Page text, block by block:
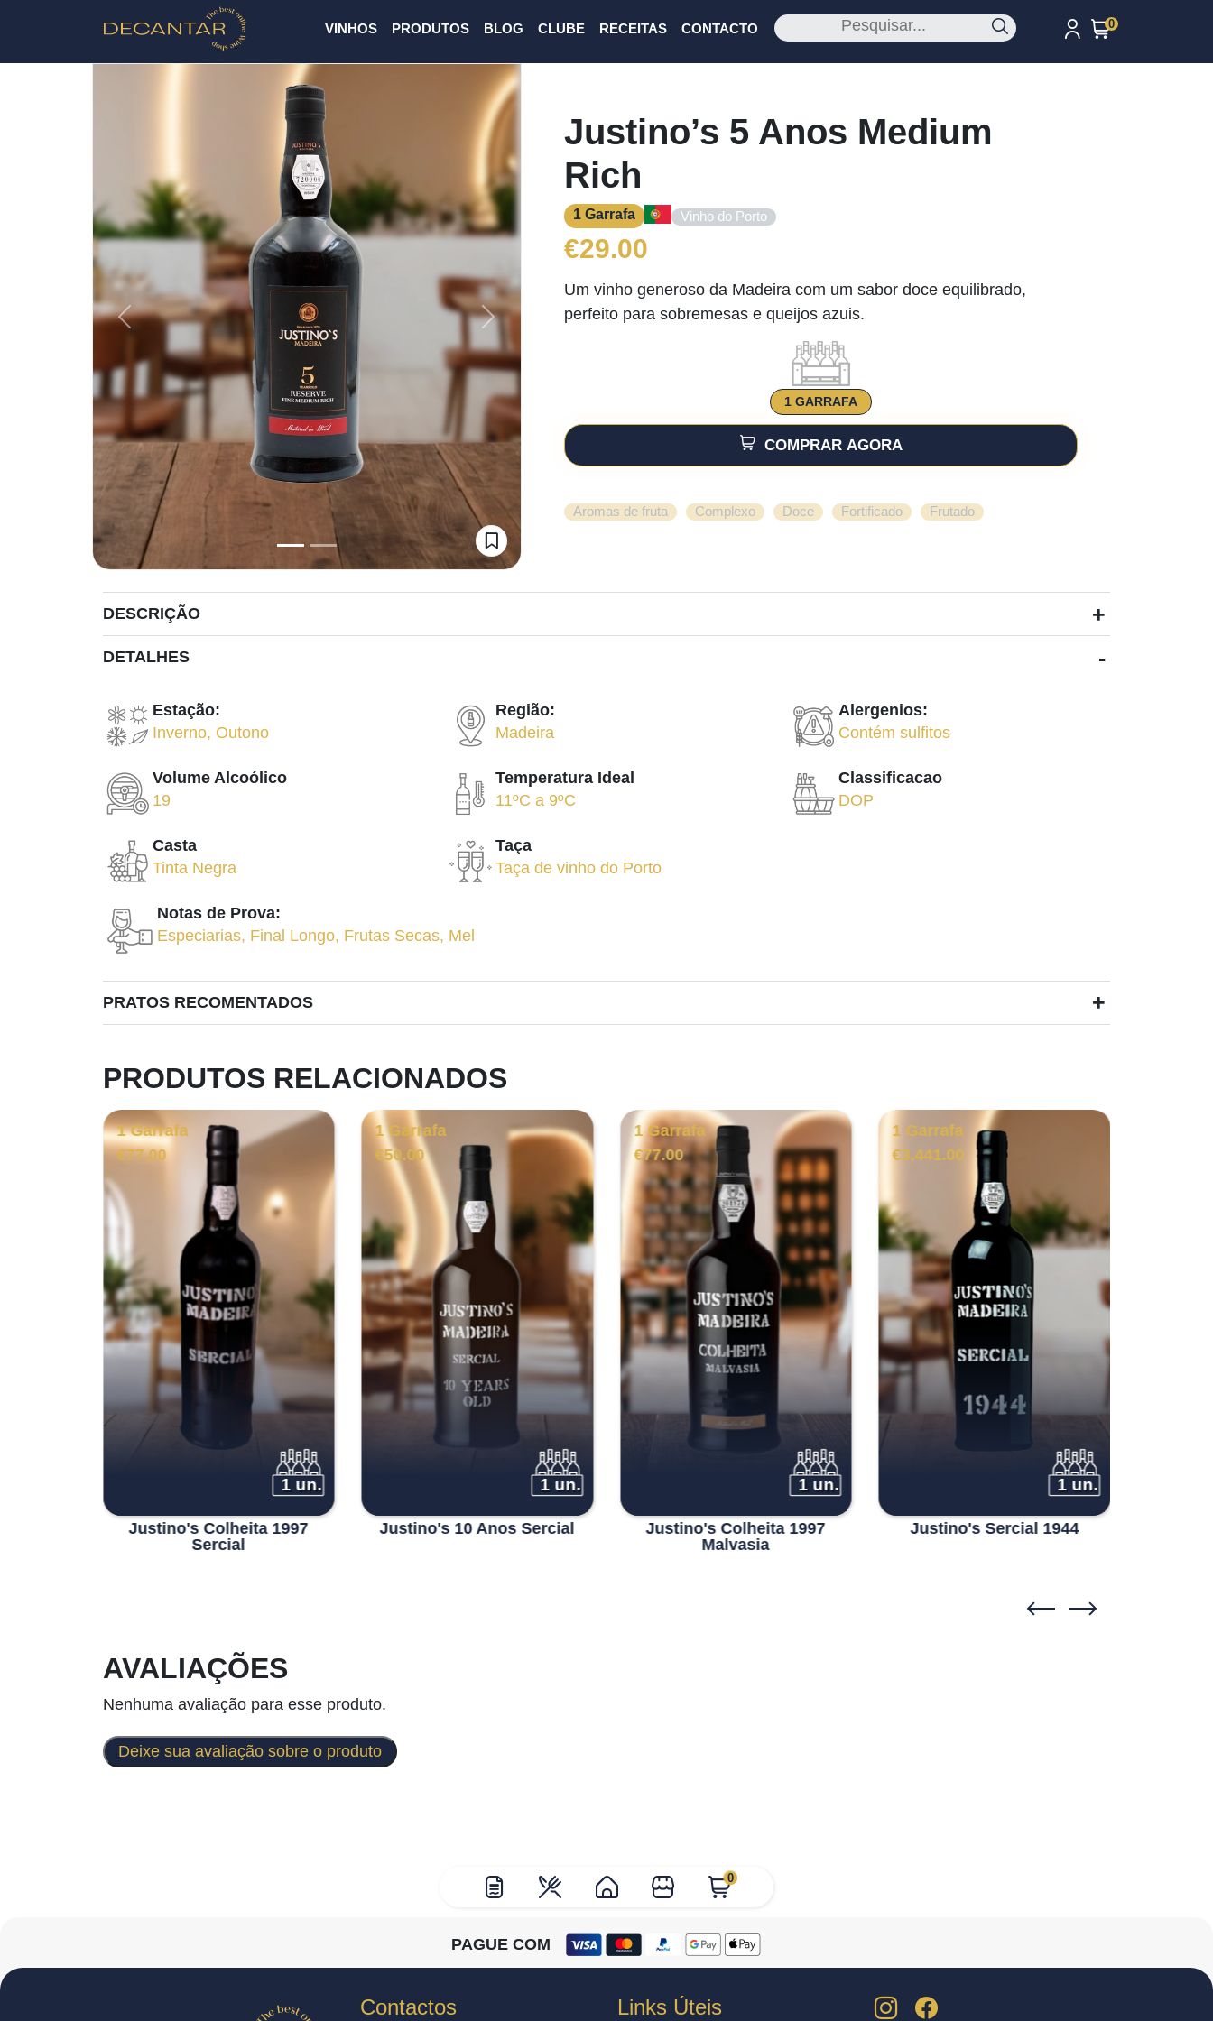
VINHOS PRODUTOS BLOG CLUBE RECEITAS CONTACTO 0
0
Previous Next
Justino’s 5 Anos Medium
Rich
1 Garrafa Vinho do Porto
€29.00
Um vinho generoso da Madeira com um sabor doce equilibrado,
perfeito para sobremesas e queijos azuis.
1 GARRAFA
COMPRAR AGORA
Aromas de fruta Complexo Doce Fortificado Frutado
DESCRIÇÃO +
DETALHES -
Estação:
Inverno, Outono
Região:
Madeira
Alergenios:
Contém sulfitos
Volume Alcoólico
19
Temperatura Ideal
11ºC a 9ºC
Classificacao
DOP
Casta
Tinta Negra
Taça
Taça de vinho do Porto
Notas de Prova:
Especiarias, Final Longo, Frutas Secas, Mel
PRATOS RECOMENTADOS +
PRODUTOS RELACIONADOS
1 Garrafa
€77.00
1 un.
Justino's Colheita 1997
Sercial
1 Garrafa
€50.00
1 un.
Justino's 10 Anos Sercial
1 Garrafa
€77.00
1 un.
Justino's Colheita 1997
Malvasia
1 Garrafa
€3,441.00
1 un.
Justino's Sercial 1944
AVALIAÇÕES
Nenhuma avaliação para esse produto.
Deixe sua avaliação sobre o produto
PAGUE COM
Contactos Links Úteis